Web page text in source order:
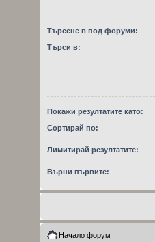
Търсене в под форуми:
Търси в:
Покажи резултатите като:
Сортирай по:
Лимитирай резултатите:
Върни първите:
Начало форум